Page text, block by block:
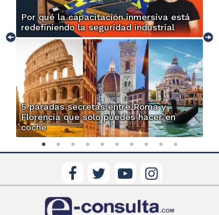
Por qué la capacitación inmersiva está
redefiniendo la seguridad industrial
5 paradas secretas entre Roma y
Florencia que solo puedes hacer en
coche